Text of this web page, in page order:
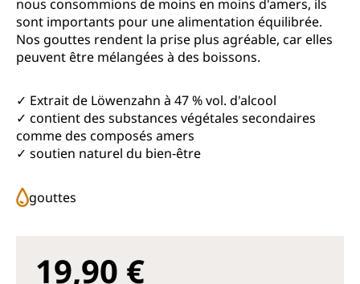
nous consommions de moins en moins d'amers, ils
sont importants pour une alimentation équilibrée.
Nos gouttes rendent la prise plus agréable, car elles
peuvent être mélangées à des boissons.
✓ Extrait de Löwenzahn à 47 % vol. d'alcool
✓ contient des substances végétales secondaires
comme des composés amers
✓ soutien naturel du bien‑être
gouttes
19,90 €